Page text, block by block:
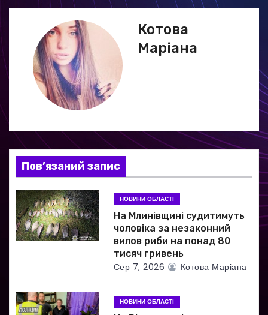
г
з
а
п
и
с
в
Котова
Маріана
Пов’язаний запис
НОВИНИ ОБЛАСТІ
На Млинівщині судитимуть
чоловіка за незаконний
вилов риби на понад 80
тисяч гривень
Сер 7, 2026 Котова Маріана
НОВИНИ ОБЛАСТІ